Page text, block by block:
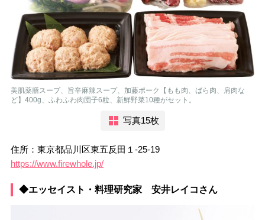
美肌薬膳スープ、旨辛麻辣スープ、加藤ポーク【もも肉、ばら肉、肩肉な
ど】400g、ふわふわ肉団子6粒、新鮮野菜10種がセット。
写真15枚
住所：東京都品川区東五反田１-25-19
https://www.firewhole.jp/
◆エッセイスト・料理研究家 安井レイコさん